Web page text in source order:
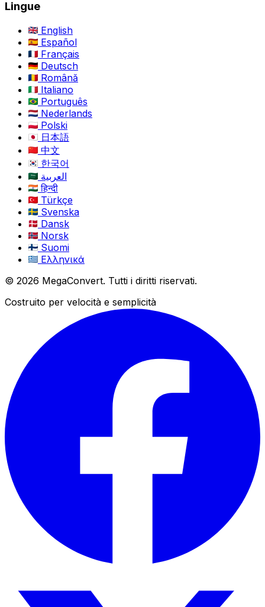
Lingue
English
Español
Français
Deutsch
Română
Italiano
Português
Nederlands
Polski
日本語
中文
한국어
العربية
हिन्दी
Türkçe
Svenska
Dansk
Norsk
Suomi
Ελληνικά
© 2026 MegaConvert. Tutti i diritti riservati.
Costruito per velocità e semplicità